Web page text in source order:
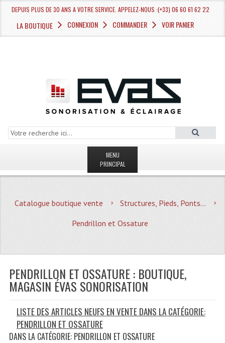
DEPUIS PLUS DE 30 ANS A VOTRE SERVICE. APPELEZ-NOUS :(+33) 06 60 61 62 22
LA BOUTIQUE CONNEXION COMMANDER VOIR PANIER
MENU
PRINCIPAL
MAGASIN
Quoi De Neuf?
Plan Acces, Horaires.
Location De Matériel
Le Matériel D´occasion
Recherche Avancée
Catalogue boutique vente
Structures, Pieds, Ponts...
Pendrillon et Ossature
PENDRILLON ET OSSATURE : BOUTIQUE,
MAGASIN ÉVAS SONORISATION
LISTE DES ARTICLES NEUFS EN VENTE DANS LA CATÉGORIE:
PENDRILLON ET OSSATURE
DANS LA CATÉGORIE: PENDRILLON ET OSSATURE